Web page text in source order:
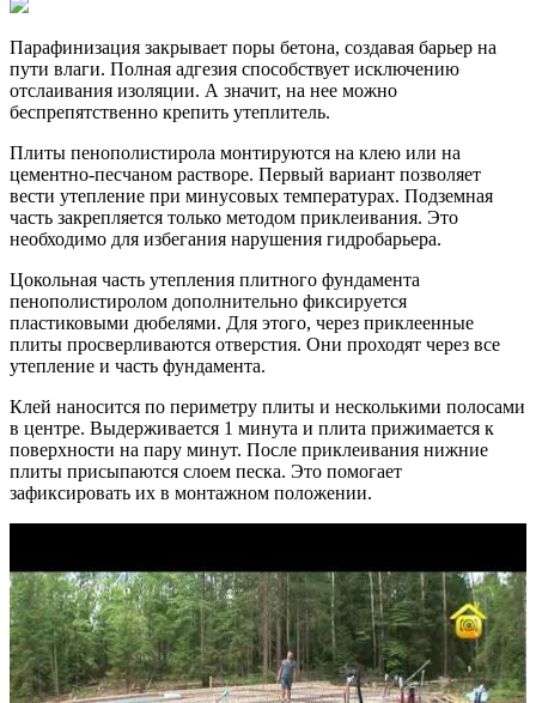
Парафинизация закрывает поры бетона, создавая барьер на
пути влаги. Полная адгезия способствует исключению
отслаивания изоляции. А значит, на нее можно
беспрепятственно крепить утеплитель.
Плиты пенополистирола монтируются на клею или на
цементно-песчаном растворе. Первый вариант позволяет
вести утепление при минусовых температурах. Подземная
часть закрепляется только методом приклеивания. Это
необходимо для избегания нарушения гидробарьера.
Цокольная часть утепления плитного фундамента
пенополистиролом дополнительно фиксируется
пластиковыми дюбелями. Для этого, через приклеенные
плиты просверливаются отверстия. Они проходят через все
утепление и часть фундамента.
Клей наносится по периметру плиты и несколькими полосами
в центре. Выдерживается 1 минута и плита прижимается к
поверхности на пару минут. После приклеивания нижние
плиты присыпаются слоем песка. Это помогает
зафиксировать их в монтажном положении.